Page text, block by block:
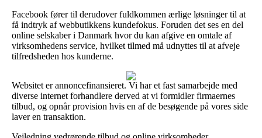
Facebook fører til derudover fuldkommen ærlige løsninger til at
få indtryk af webbutikkens kundefokus. Foruden det ses en del
online selskaber i Danmark hvor du kan afgive en omtale af
virksomhedens service, hvilket tilmed må udnyttes til at afveje
tilfredsheden hos kunderne.
Websitet er annoncefinansieret. Vi har et fast samarbejde med
diverse internet forhandlere derved at vi formidler firmaernes
tilbud, og opnår provision hvis en af de besøgende på vores side
laver en transaktion.